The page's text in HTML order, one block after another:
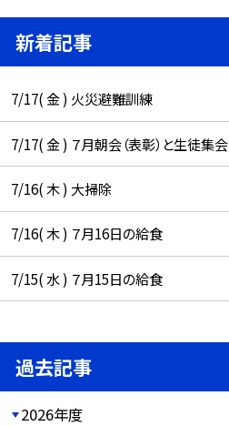
新着記事
7/17( 金 ) 火災避難訓練
7/17( 金 ) ７月朝会（表彰）と生徒集会
7/16( 木 ) 大掃除
7/16( 木 ) ７月16日の給食
7/15( 水 ) ７月15日の給食
過去記事
2026年度